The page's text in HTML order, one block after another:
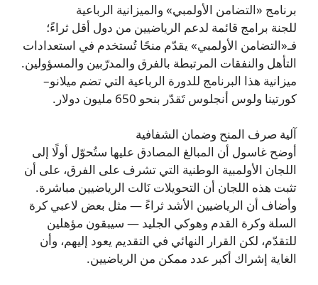
برنامج «التضامن الأولمبي» والميزانية الرباعية
للجنة برامج قائمة لدعم الرياضيين من دول أقل ثراءً؛
فـ«التضامن الأولمبي» يقدّم منحًا تُستخدم في استعدادات
التأهل والنفقات المرتبطة بالفرق والمدرّبين والمسؤولين.
ميزانية هذا البرنامج للدورة الرباعية التي تضم ميلانو–
كورتينا ولوس أنجلوس تَقدّر بنحو 650 مليون دولار.
آلية صرف المنح وضمان الشفافية
أوضح غاسول أن المبالغ المصادق عليها ستُحوّل أولًا إلى
اللجان الأولمبية الوطنية التي تشرف على الفرق، على أن
تثبت هذه اللجان أن التحويلات نَالت الرياضيين مباشرة.
وأضاف أن الرياضيين الأشد ثراءً — مثل بعض لاعبي كرة
السلة وكرة القدم وهوكي الجليد — سيبقون مؤهلين
للتقدّم، لكن القرار النهائي في التقديم يعود إليهم، وأن
الغاية إشراك أكبر عدد ممكن من الرياضيين.